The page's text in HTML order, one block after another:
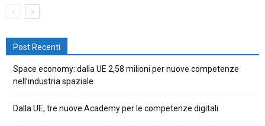
Post Recenti
Space economy: dalla UE 2,58 milioni per nuove competenze
nell’industria spaziale
Dalla UE, tre nuove Academy per le competenze digitali